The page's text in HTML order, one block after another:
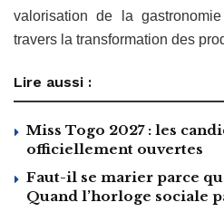
valorisation de la
travers la transformation des
Lire aussi :
Miss Togo 2027 : les
officiellement ouvertes
Faut-il se marier parce
Quand l’horloge sociale